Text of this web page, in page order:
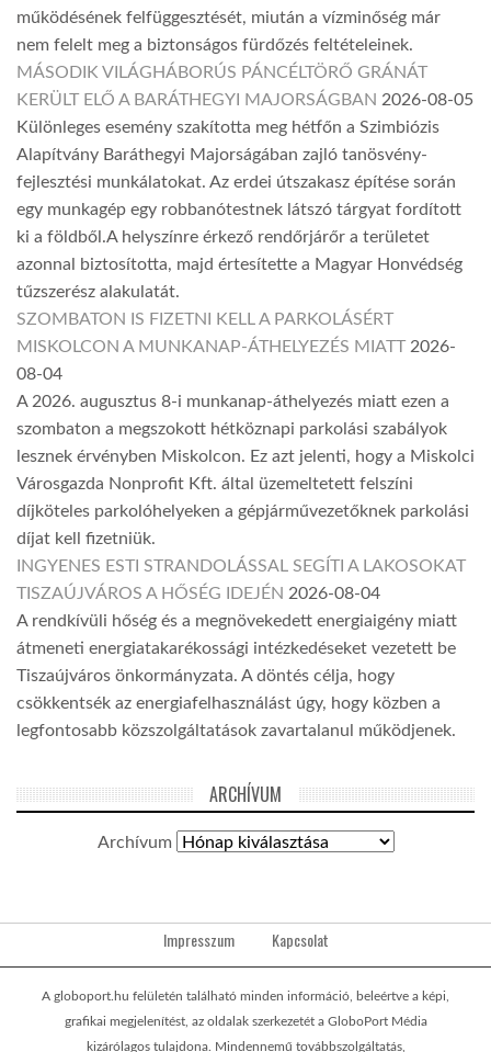
működésének felfüggesztését, miután a vízminőség már
nem felelt meg a biztonságos fürdőzés feltételeinek.
MÁSODIK VILÁGHÁBORÚS PÁNCÉLTÖRŐ GRÁNÁT
KERÜLT ELŐ A BARÁTHEGYI MAJORSÁGBAN 2026-08-05
Különleges esemény szakította meg hétfőn a Szimbiózis
Alapítvány Baráthegyi Majorságában zajló tanösvény-
fejlesztési munkálatokat. Az erdei útszakasz építése során
egy munkagép egy robbanótestnek látszó tárgyat fordított
ki a földből.A helyszínre érkező rendőrjárőr a területet
azonnal biztosította, majd értesítette a Magyar Honvédség
tűzszerész alakulatát.
SZOMBATON IS FIZETNI KELL A PARKOLÁSÉRT
MISKOLCON A MUNKANAP-ÁTHELYEZÉS MIATT 2026-
08-04
A 2026. augusztus 8-i munkanap-áthelyezés miatt ezen a
szombaton a megszokott hétköznapi parkolási szabályok
lesznek érvényben Miskolcon. Ez azt jelenti, hogy a Miskolci
Városgazda Nonprofit Kft. által üzemeltetett felszíni
díjköteles parkolóhelyeken a gépjárművezetőknek parkolási
díjat kell fizetniük.
INGYENES ESTI STRANDOLÁSSAL SEGÍTI A LAKOSOKAT
TISZAÚJVÁROS A HŐSÉG IDEJÉN 2026-08-04
A rendkívüli hőség és a megnövekedett energiaigény miatt
átmeneti energiatakarékossági intézkedéseket vezetett be
Tiszaújváros önkormányzata. A döntés célja, hogy
csökkentsék az energiafelhasználást úgy, hogy közben a
legfontosabb közszolgáltatások zavartalanul működjenek.
ARCHÍVUM
Archívum
Impresszum Kapcsolat
A globoport.hu felületén található minden információ, beleértve a képi,
grafikai megjelenítést, az oldalak szerkezetét a GloboPort Média
kizárólagos tulajdona. Mindennemű továbbszolgáltatás,